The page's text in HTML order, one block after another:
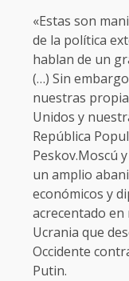
«Estas son
de la política
hablan de un
(…) Sin
nuestras
Unidos y
República
Peskov.Moscú
un amplio
económicos y
acrecentado
Ucrania que
Occidente
Putin.